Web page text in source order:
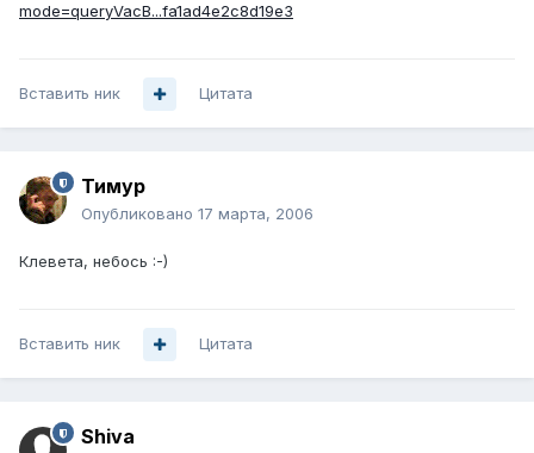
mode=queryVacB...fa1ad4e2c8d19e3
Вставить ник Цитата
Тимур
Опубликовано 17 марта, 2006
Клевета, небось :-)
Вставить ник Цитата
Shiva